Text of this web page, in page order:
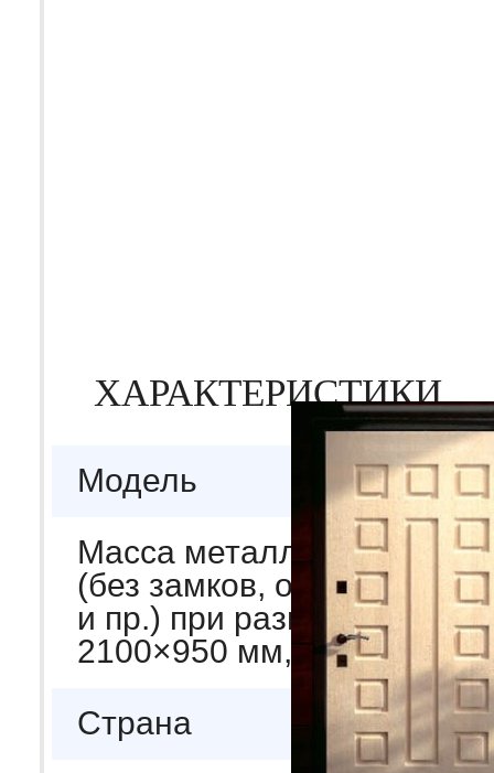
ХАРАКТЕРИСТИКИ
Модель
Масса металлокаркаса
(без замков, отделки,
и пр.) при размере
2100×950 мм, кг
Страна